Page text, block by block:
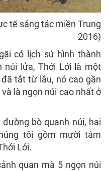
tế sáng tác miền Trung
2016)
có lịch sử hình thành
núi lửa, Thới Lới là một
tắt từ lâu, nó cao gần
là ngọn núi cao nhất ở
bò quanh núi, hai
tôi gồm mười tám
Lới.
quan mà 5 ngọn núi